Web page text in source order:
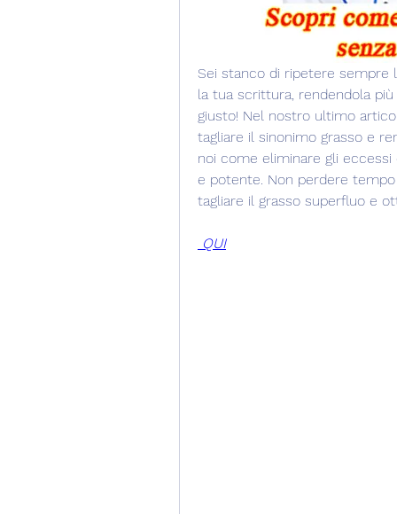
Sei stanco di ripetere sempre
la tua scrittura, rendendola
giusto! Nel nostro ultimo
tagliare il sinonimo grasso e
noi come eliminare gli
e potente. Non perdere
tagliare il grasso superfluo e
QUI